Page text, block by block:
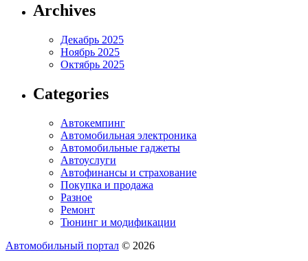
Archives
Декабрь 2025
Ноябрь 2025
Октябрь 2025
Categories
Автокемпинг
Автомобильная электроника
Автомобильные гаджеты
Автоуслуги
Автофинансы и страхование
Покупка и продажа
Разное
Ремонт
Тюнинг и модификации
Автомобильный портал © 2026